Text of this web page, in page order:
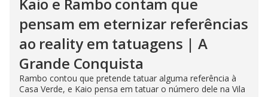
pensam em eternizar referências
ao reality em tatuagens | A
Grande Conquista
Rambo contou que pretende tatuar alguma referência à
Casa Verde, e Kaio pensa em tatuar o número dele na Vila